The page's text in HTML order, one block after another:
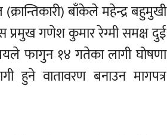
बाँकेले महेन्द्र बहुमुखी
प्रमुख गणेश कुमार रेग्मी समक्ष दुई
फागुन १४ गतेका लागी घोषणा
हुने वातावरण बनाउन मागपत्र